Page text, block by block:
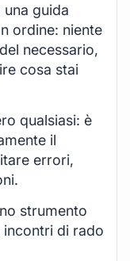
guida
ordine: niente
necessario,
cosa stai
qualsiasi: è
il
errori,
strumento
incontri di rado